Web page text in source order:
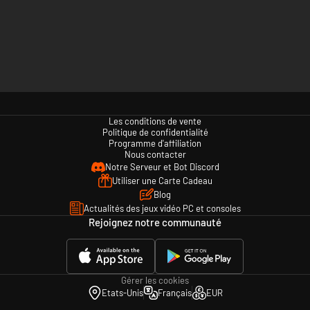
Les conditions de vente
Politique de confidentialité
Programme d'affiliation
Nous contacter
Notre Serveur et Bot Discord
Utiliser une Carte Cadeau
Blog
Actualités des jeux vidéo PC et consoles
Rejoignez notre communauté
Gérer les cookies
Etats-Unis
Français EUR